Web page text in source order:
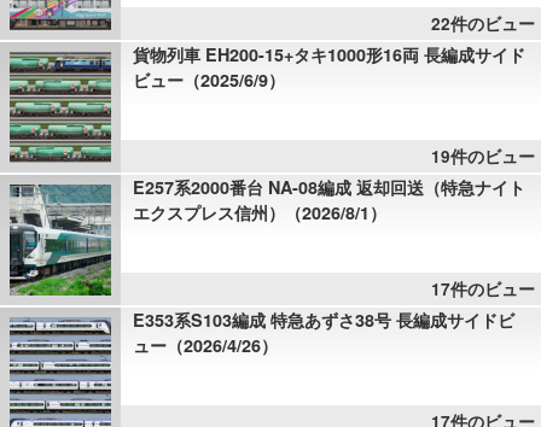
22件のビュー
貨物列車 EH200-15+タキ1000形16両 長編成サイド
ビュー（2025/6/9）
19件のビュー
E257系2000番台 NA-08編成 返却回送（特急ナイト
エクスプレス信州）（2026/8/1）
17件のビュー
E353系S103編成 特急あずさ38号 長編成サイドビ
ュー（2026/4/26）
17件のビュー